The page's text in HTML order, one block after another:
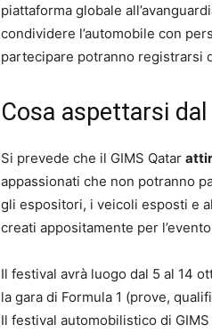
piattaforma globale
condividere l’automobile con
partecipare potranno registrarsi
Cosa aspettarsi dal
Si prevede che il GIMS Qatar
appassionati che non potranno
gli espositori, i veicoli esposti e
creati appositamente per
Il festival avrà luogo dal 5 al 14
la gara di Formula 1 (prove,
Il festival automobilistico di